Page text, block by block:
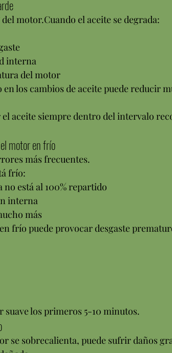
del motor.Cuando el aceite se degrada:
interna
del motor
los cambios de aceite puede reducir
el aceite siempre dentro del intervalo
motor en frío
más frecuentes.
frío:
no está al 100% repartido
interna
más
frío puede provocar desgaste
suave los primeros 5-10 minutos.
se sobrecalienta, puede sufrir daños